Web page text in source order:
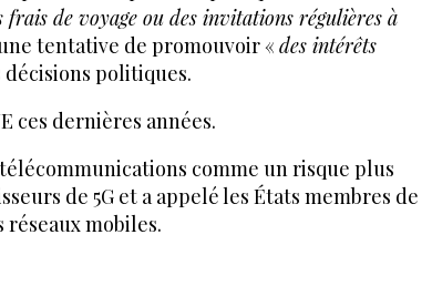
frais de voyage ou des invitations régulières à
tentative de promouvoir « des intérêts
décisions politiques.
ces dernières années.
comme un risque plus
de 5G et a appelé les États membres de
mobiles.